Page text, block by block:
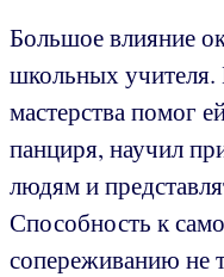
Большое влияние
школьных учителя.
мастерства помог
панциря, научил
людям и
Способность к
сопереживанию не